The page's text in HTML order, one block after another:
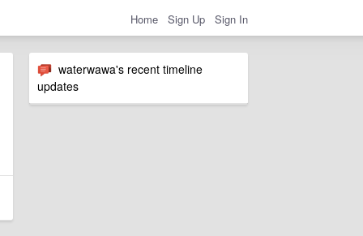
Home Sign Up Sign In
waterwawa's recent timeline
updates